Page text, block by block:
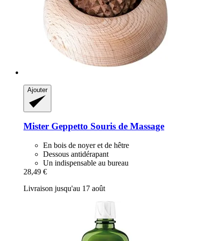
Ajouter
Mister Geppetto Souris de Massage
En bois de noyer et de hêtre
Dessous antidérapant
Un indispensable au bureau
28,49 €
Livraison jusqu'au 17 août